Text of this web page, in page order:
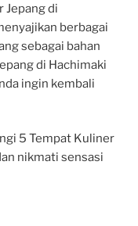
Jepang di
berbagai
sebagai bahan
di Hachimaki
ingin kembali
5 Tempat Kuliner
nikmati sensasi